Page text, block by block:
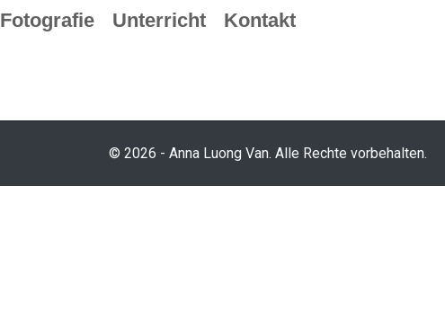
Fotografie Unterricht Kontakt
© 2026 - Anna Luong Van. Alle Rechte vorbehalten.